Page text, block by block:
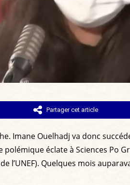
Partager cet article
Imane Ouelhadj va donc
éclate à Sciences Po
l’UNEF). Quelques mois